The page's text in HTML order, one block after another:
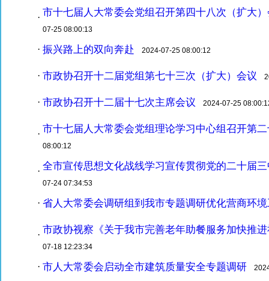
· 市十七届人大常委会党组召开第四十八次（扩大
07-25 08:00:13
· 振兴路上的双向奔赴 2024-07-25 08:00:12
· 市政协召开十二届党组第七十三次（扩大）会议
· 市政协召开十二届十七次主席会议 2024-07-25
· 市十七届人大常委会党组理论学习中心组召开第
08:00:12
· 全市宣传思想文化战线学习宣传贯彻党的二十届
07-24 07:34:53
· 省人大常委会调研组到我市专题调研优化营商环
· 市政协视察《关于我市完善老年助餐服务加快推
07-18 12:23:34
· 市人大常委会启动全市建筑质量安全专题调研